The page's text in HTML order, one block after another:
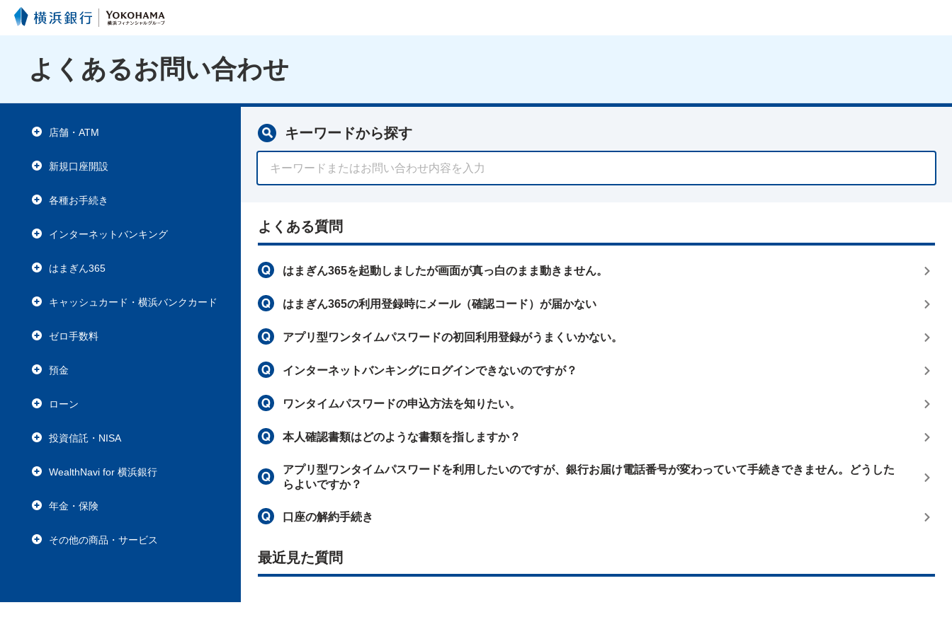
よくあるお問い合わせ
店舗・ATM
新規口座開設
各種お手続き
インターネットバンキング
はまぎん365
キャッシュカード・横浜バンクカード
ゼロ手数料
預金
ローン
投資信託・NISA
WealthNavi for 横浜銀行
年金・保険
その他の商品・サービス
キーワードから探す
よくある質問
はまぎん365を起動しましたが画面が真っ白のまま動きません。
はまぎん365の利用登録時にメール（確認コード）が届かない
アプリ型ワンタイムパスワードの初回利用登録がうまくいかない。
インターネットバンキングにログインできないのですが？
ワンタイムパスワードの申込方法を知りたい。
本人確認書類はどのような書類を指しますか？
アプリ型ワンタイムパスワードを利用したいのですが、銀行お届け電話番号が変わっていて手続きできません。どうした
らよいですか？
口座の解約手続き
最近見た質問